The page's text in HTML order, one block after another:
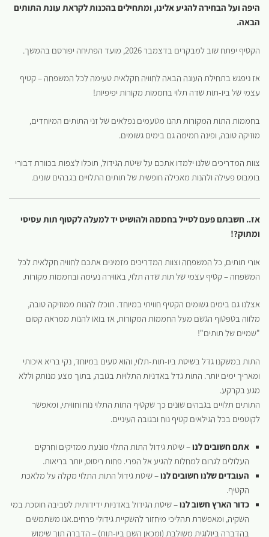
היפה ועל הבחירה להגיע אלינו, ומתחילים בהכנות לקראת עונת התותים
הבאה.
הקטיף יפתח שוב למבקרים בדצמבר 2026, מועד הפתיחה יפורסם בהמשך.
אז ניפגש בתחילת העונה הבאה לחוויה חקלאית טעימה לכל המשפחה – קטיף
עצמי של ביו-תות שדה תלוי בחממות מקורות יפיפיות!
בחממות התות המקורות תהנו מטעמים נפלאים של זני התותים המיוחדים,
מוזיקה טובה, ופינה חמימה גם בימים גשומים.
צוות המדריכים שלנו ילמדו אתכם על שיטת הגידול, תוכלו לצפות בכוורת דבורי
בומבוס פעילה ולהנות מאכילה חופשית של תותים התלויים בגבהים שונים.
אז.. חשבתם פעם לטייל בחממה ולהושיט יד למעלה לקטוף תות עסיסי
ומתוק?!
אורי תותים, כל המשפחה וצוות המדריכים מזמינים אתכם לחוויה חקלאית לכל
המשפחה – קטיף עצמי של תות שדה תלוי, באווירה נעימה ובחממות מקורות.
אצלנו גם בימים גשומים הקטיף חוויתי במיוחד. תוכלו להנות ממוזיקה טובה,
מלווה בטפטוף הגשם מעל החממות המקורות, אז בואו להנות ממראה קסום
"שמיים של תותים"!
התות במשקנו גדל בשיטת ביו-תות-תלוי, והוא טעים במיוחד, נקי בריא איכותי
ומאריך ימים יותר. התות גדל באדניות התלויות בגובה, בתוך מצע מנותק וללא
מגע בקרקע.
התותים תלויים בגבהים שונים כך שקטיף התות התלוי נוח וחוויתי, ומאפשר
לקוטפים בכל הגילאים קטיף נוח ובגובה העיניים.
אתם חשובים לנו– שיטת גידול התות התלוי מונעת ממזיקים וחרקים
העלולים לגרום למחלות להגיע אל הפרי. פחות ריסוס, יותר בריאות.
העובדים שלנו חשובים לנו– שיטת גידול התות התלוי מקלה על מלאכת
הקטיף.
כדור הארץ חשוב לנו– שיטת הגידול באדניות ידידותית לסביבה חוסכת במי
השקיה, ומאפשרת תהליכי מיחזור להשקיית גידולי פרחים.אנו משתמשים
בהדברה ביולוגית משולבת (ומכאן השם ביו-תות) – הדברה תוך שימוש